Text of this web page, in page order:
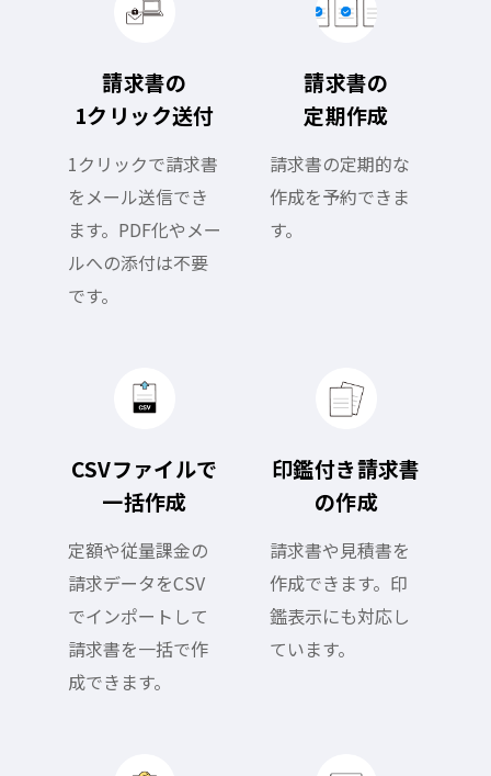
請求書の
1クリック送付
1クリックで請求書
をメール送信でき
ます。PDF化やメー
ルへの添付は不要
です。
請求書の
定期作成
請求書の定期的な
作成を予約できま
す。
CSVファイルで
一括作成
定額や従量課金の
請求データをCSV
でインポートして
請求書を一括で作
成できます。
印鑑付き請求書
の作成
請求書や見積書を
作成できます。印
鑑表示にも対応し
ています。